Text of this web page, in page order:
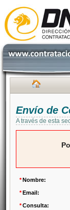
Envío de
A través de esta
*Nombre:
*Email:
*Consulta: